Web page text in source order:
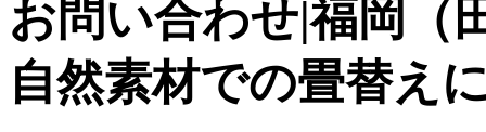
お問い合わせ|福岡（
自然素材での畳替え